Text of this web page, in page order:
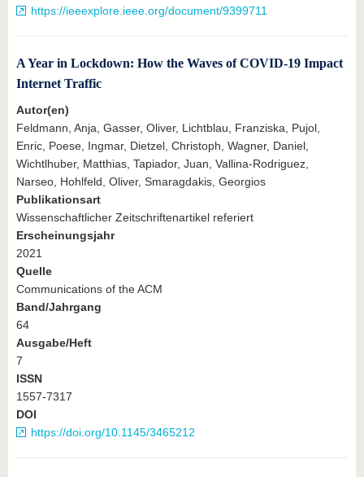
https://ieeexplore.ieee.org/document/9399711
A Year in Lockdown: How the Waves of COVID-19 Impact
Internet Traffic
Autor(en)
Feldmann, Anja, Gasser, Oliver, Lichtblau, Franziska, Pujol,
Enric, Poese, Ingmar, Dietzel, Christoph, Wagner, Daniel,
Wichtlhuber, Matthias, Tapiador, Juan, Vallina-Rodriguez,
Narseo, Hohlfeld, Oliver, Smaragdakis, Georgios
Publikationsart
Wissenschaftlicher Zeitschriftenartikel referiert
Erscheinungsjahr
2021
Quelle
Communications of the ACM
Band/Jahrgang
64
Ausgabe/Heft
7
ISSN
1557-7317
DOI
https://doi.org/10.1145/3465212